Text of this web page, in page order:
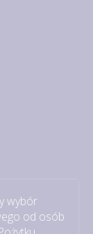
wybór
od osób